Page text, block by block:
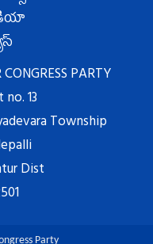
CONGRESS PARTY
13
Township
Dist
Party